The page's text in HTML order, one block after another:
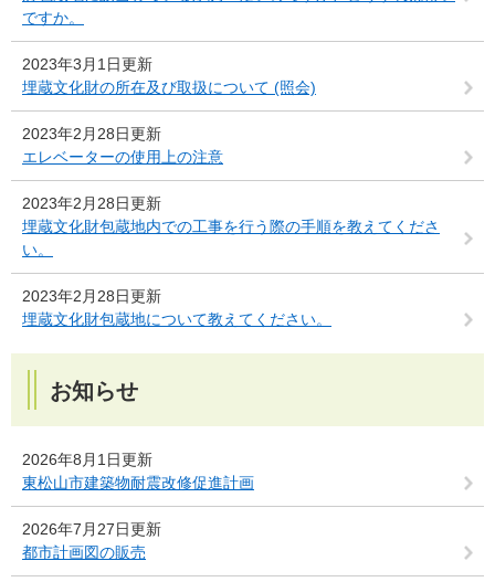
ですか。
2023年3月1日更新
埋蔵文化財の所在及び取扱について (照会)
2023年2月28日更新
エレベーターの使用上の注意
2023年2月28日更新
埋蔵文化財包蔵地内での工事を行う際の手順を教えてくださ
い。
2023年2月28日更新
埋蔵文化財包蔵地について教えてください。
お知らせ
2026年8月1日更新
東松山市建築物耐震改修促進計画
2026年7月27日更新
都市計画図の販売